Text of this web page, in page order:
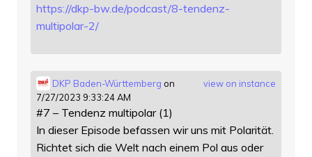
https://dkp-bw.de/podcast/8-tendenz-
multipolar-2/
view on instance
DKP Baden-Württemberg on
7/27/2023 9:33:24 AM
#7 – Tendenz multipolar (1)
In dieser Episode befassen wir uns mit Polarität.
Richtet sich die Welt nach einem Pol aus oder